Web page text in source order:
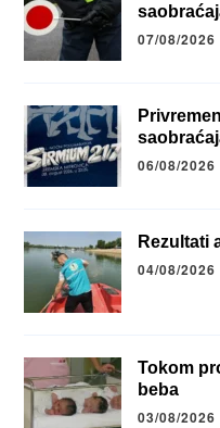
07/08/2026
06/08/2026
Rezultati
04/08/2026
Tokom
beba
03/08/2026